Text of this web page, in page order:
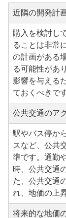
近隣の開発計
購入を検討し
ることは非常
の計画がある
る可能性があ
影響を与える
ておくべきです
公共交通のア
駅やバス停か
スなど、公共
準です。通勤
時、公共交通
た、公共交通
れ、地価の上
将来的な地価